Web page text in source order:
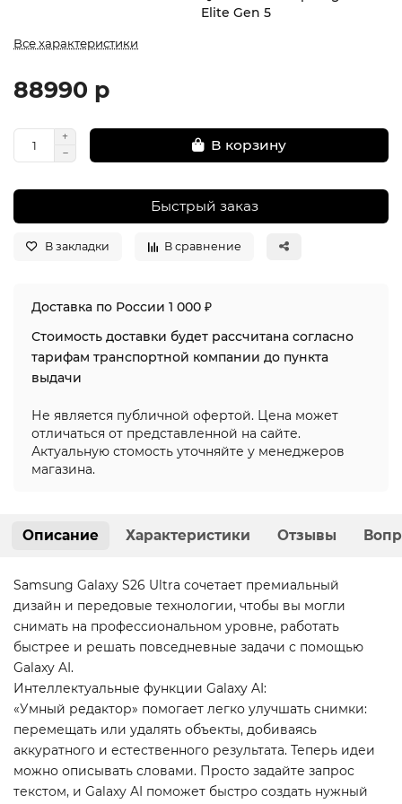
Elite Gen 5
Все характеристики
88990 р
В корзину
Быстрый заказ
В закладки В сравнение
Доставка по России 1 000 ₽
Стоимость доставки будет рассчитана согласно
тарифам транспортной компании до пункта
выдачи
Не является публичной офертой. Цена может
отличаться от представленной на сайте.
Актуальную стомость уточняйте у менеджеров
магазина.
Описание Характеристики Отзывы
Samsung Galaxy S26 Ultra сочетает премиальный
дизайн и передовые технологии, чтобы вы могли
снимать на профессиональном уровне, работать
быстрее и решать повседневные задачи с помощью
Galaxy AI.
Интеллектуальные функции Galaxy AI:
«Умный редактор» помогает легко улучшать снимки:
перемещать или удалять объекты, добиваясь
аккуратного и естественного результата. Теперь идеи
можно описывать словами. Просто задайте запрос
текстом, и Galaxy AI поможет быстро создать нужный